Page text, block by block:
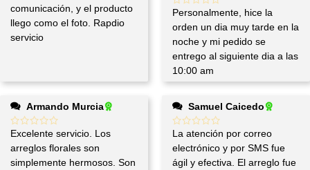
comunicación, y el producto
llego como el foto. Rapdio
servicio
Personalmente, hice la
orden un dia muy tarde en la
noche y mi pedido se
entrego al siguiente dia a las
10:00 am
Armando Murcia
Excelente servicio. Los
arreglos florales son
simplemente hermosos. Son
Samuel Caicedo
La atención por correo
electrónico y por SMS fue
ágil y efectiva. El arreglo fue